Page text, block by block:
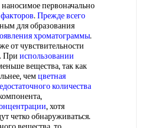
наносимое первоначально
. Прежде всего
для образования
хроматограммы.
от чувствительности
При использовании
вещества, так как
чемцветная
количества
, хотя
четко обнаруживаться.